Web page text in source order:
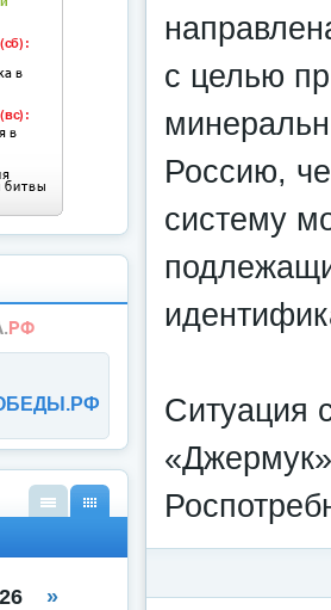
с целью
Россию,
систему
Ситуация
спи
»